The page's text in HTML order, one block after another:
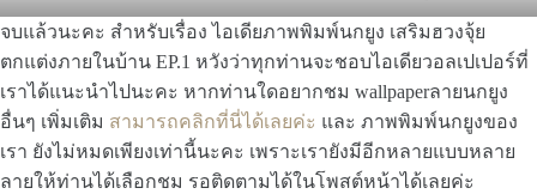
จบแล้วนะคะ สำหรับเรื่อง ไอเดียภาพพิมพ์นกยูง เสริมฮวงจุ้ย
ตกแต่งภายในบ้าน EP.1 หวังว่าทุกท่านจะชอบไอเดียวอลเปเปอร์ที่
เราได้แนะนำไปนะคะ หากท่านใดอยากชม wallpaperลายนกยูง
อื่นๆ เพิ่มเติม สามารถคลิกที่นี่ได้เลยค่ะ และ ภาพพิมพ์นกยูงของ
เรา ยังไม่หมดเพียงเท่านี้นะคะ เพราะเรายังมีอีกหลายแบบหลาย
ลายให้ท่านได้เลือกชม รอติดตามได้ในโพสต์หน้าได้เลยค่ะ